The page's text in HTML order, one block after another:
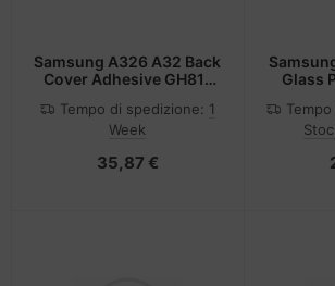
Samsung A326 A32 Back
Cover Adhesive GH81-
Tempo di spedizione: 1
Week
35,87 €
Glass